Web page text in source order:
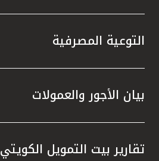
التوعية المصرفية
بيان الأجور والعمولات
تقارير بيت التمويل الكويتي